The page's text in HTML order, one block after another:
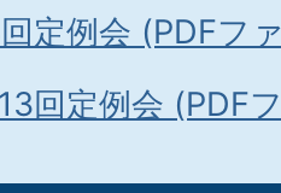
定例会 (PDFフ
回定例会 (PDF